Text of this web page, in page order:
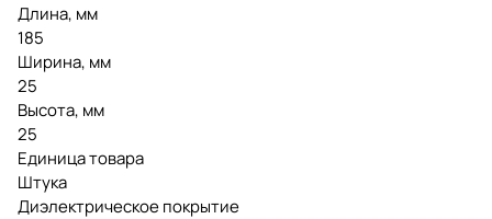
Длина, мм
185
Ширина, мм
25
Высота, мм
25
Единица товара
Штука
Диэлектрическое покрытие